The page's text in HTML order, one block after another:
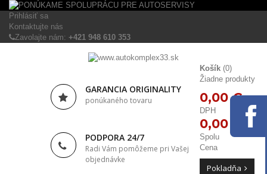
Prihlásiť sa
Kontaktujte nás
Zavolajte nám: +421 948 610 353
GARANCIA ORIGINALITY
ponúkaného tovaru
PODPORA 24/7
Radi Vám pomôžeme pri Vašej
objednávke
Košík (0)
Žiadne produkty
0,00 €
DPH
0,00 €
Spolu
Cena
Pokladňa